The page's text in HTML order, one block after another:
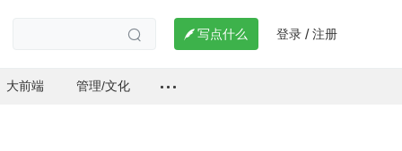
  写点什么 登录 / 注册
大前端 管理/文化